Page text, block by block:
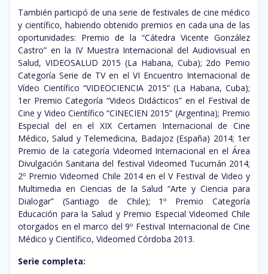
También participó de una serie de festivales de cine médico
y científico, habiendo obtenido premios en cada una de las
oportunidades: Premio de la “Cátedra Vicente González
Castro” en la IV Muestra Internacional del Audiovisual en
Salud, VIDEOSALUD 2015 (La Habana, Cuba); 2do Pemio
Categoría Serie de TV en el VI Encuentro Internacional de
Vídeo Científico “VIDEOCIENCIA 2015” (La Habana, Cuba);
1er Premio Categoría “Videos Didácticos” en el Festival de
Cine y Video Científico “CINECIEN 2015” (Argentina); Premio
Especial del en el XIX Certamen Internacional de Cine
Médico, Salud y Telemedicina, Badajoz (España) 2014; 1er
Premio de la categoría Videomed Internacional en el Área
Divulgación Sanitaria del festival Videomed Tucumán 2014;
2º Premio Videomed Chile 2014 en el V Festival de Video y
Multimedia en Ciencias de la Salud “Arte y Ciencia para
Dialogar” (Santiago de Chile); 1º Premio Categoría
Educación para la Salud y Premio Especial Videomed Chile
otorgados en el marco del 9º Festival Internacional de Cine
Médico y Científico, Videomed Córdoba 2013.
Serie completa: